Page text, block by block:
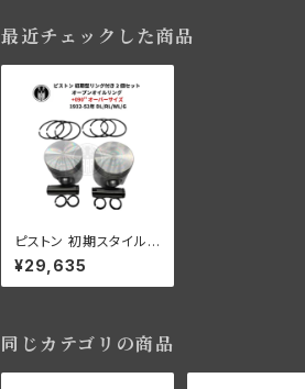
最近チェックした商品
ピストン 初期スタイルリ
ング付き 2 個セット オ
ープン オイル リング +
090" OS 1932-52年
¥29,635
同じカテゴリの商品